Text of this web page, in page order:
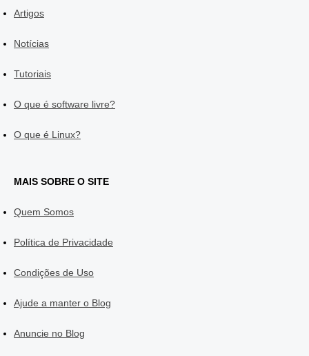
Artigos
Notícias
Tutoriais
O que é software livre?
O que é Linux?
MAIS SOBRE O SITE
Quem Somos
Política de Privacidade
Condições de Uso
Ajude a manter o Blog
Anuncie no Blog